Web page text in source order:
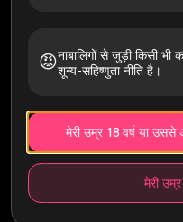
😡नाबालिगों से जुड़ी किसी भी
शून्य-सहिष्णुता नीति है।
मेरी उम्र 18 वर्ष या
मेरी
एआई म्यूजिक